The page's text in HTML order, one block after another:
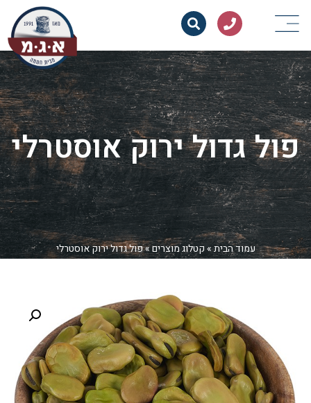
פול גדול ירוק אוסטרלי
עמוד הבית»קטלוג מוצרים»פול גדול ירוק אוסטרלי